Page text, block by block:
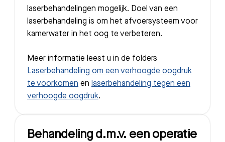
laserbehandelingen mogelijk. Doel van een
laserbehandeling is om het afvoersysteem voor
kamerwater in het oog te verbeteren.
Meer informatie leest u in de folders
Laserbehandeling om een verhoogde oogdruk
te voorkomen en laserbehandeling tegen een
verhoogde oogdruk.
Behandeling d.m.v. een operatie